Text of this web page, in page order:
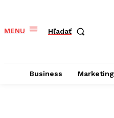
MENU Hľadať
Business Marketing